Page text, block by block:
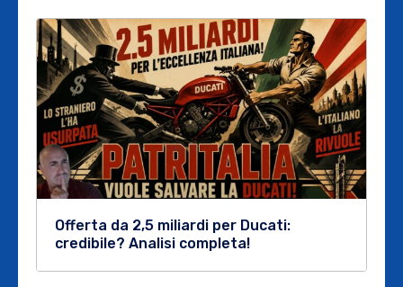
Offerta da 2,5 miliardi per Ducati:
credibile? Analisi completa!